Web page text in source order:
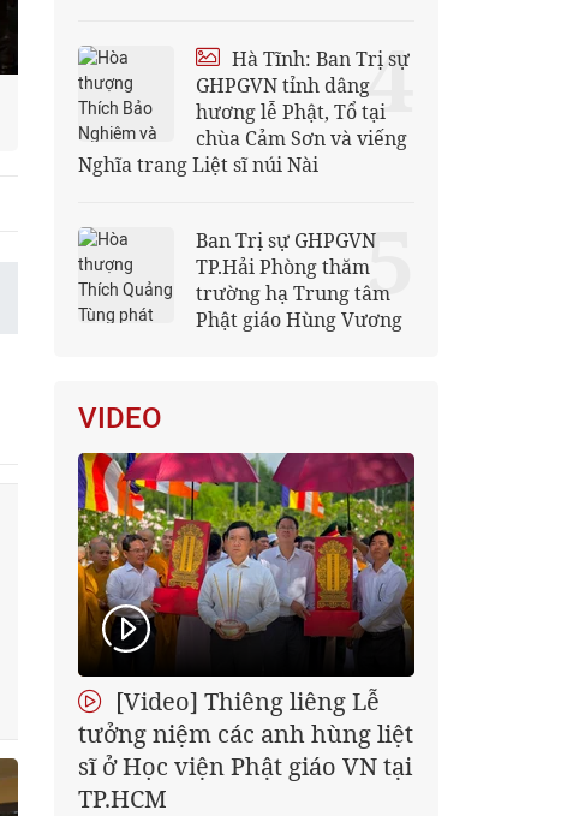
Hà Tĩnh: Ban Trị sự
GHPGVN tỉnh dâng
hương lễ Phật, Tổ tại
chùa Cảm Sơn và viếng
Nghĩa trang Liệt sĩ núi Nài
4
Ban Trị sự GHPGVN
TP.Hải Phòng thăm
trường hạ Trung tâm
Phật giáo Hùng Vương
5
VIDEO
[Video] Thiêng liêng Lễ
tưởng niệm các anh hùng liệt
sĩ ở Học viện Phật giáo VN tại
TP.HCM